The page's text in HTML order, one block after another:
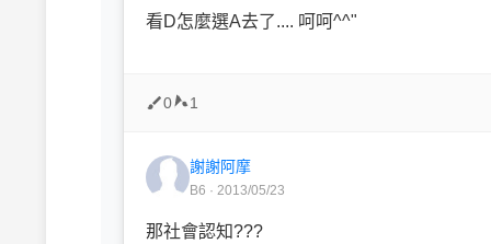
看D怎麼選A去了.... 呵呵^^"
0 1
謝謝阿摩
B6 · 2013/05/23
那社會認知???